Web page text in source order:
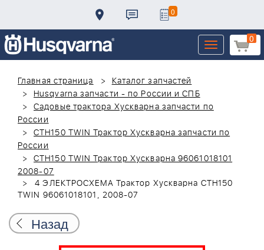
0
0
Toggle
navigation
Главная страница
Каталог запчастей
Husqvarna запчасти - по России и СПБ
Садовые трактора Хускварна запчасти по
России
CTH150 TWIN Трактор Хускварна запчасти по
России
CTH150 TWIN Трактор Хускварна 96061018101
2008-07
4 ЭЛЕКТРОСХЕМА Трактор Хускварна CTH150
TWIN 96061018101, 2008-07
Назад